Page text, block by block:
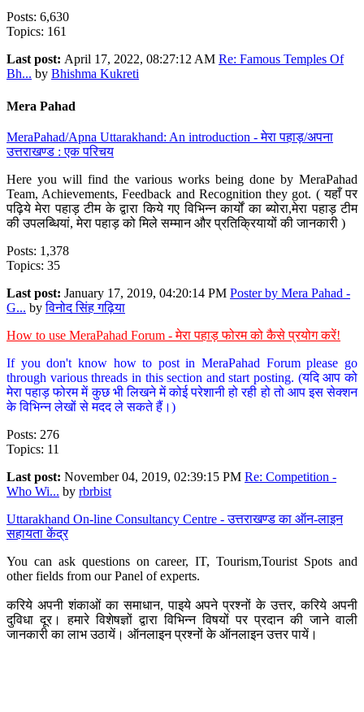
Posts: 6,630
Topics: 161
Last post: April 17, 2022, 08:27:12 AM Re: Famous Temples Of
Bh... by Bhishma Kukreti
Mera Pahad
MeraPahad/Apna Uttarakhand: An introduction - मेरा पहाड़/अपना
उत्तराखण्ड : एक परिचय
Here you will find the various works being done by MeraPahad
Team, Achievements, Feedback and Recognition they got. ( यहाँ पर
पढ़िये मेरा पहाड़ टीम के द्वारा किये गए विभिन्न कार्यों का ब्योरा,मेरा पहाड़ टीम
की उपलब्धियां, मेरा पहाड़ को मिले सम्मान और प्रतिक्रियायों की जानकारी )
Posts: 1,378
Topics: 35
Last post: January 17, 2019, 04:20:14 PM Poster by Mera Pahad -
G... byविनोद सिंह गढ़िया
How to use MeraPahad Forum - मेरा पहाड़ फोरम को कैसे प्रयोग करें!
If you don't know how to post in MeraPahad Forum please go
through various threads in this section and start posting. (यदि आप को
मेरा पहाड़ फोरम में कुछ भी लिखने में कोई परेशानी हो रही हो तो आप इस सेक्शन
के विभिन्न लेखों से मदद ले सकते हैं।)
Posts: 276
Topics: 11
Last post: November 04, 2019, 02:39:15 PM Re: Competition -
Who Wi... by rbrbist
Uttarakhand On-line Consultancy Centre - उत्तराखण्ड का ऑन-लाइन
सहायता केंद्र
You can ask questions on career, IT, Tourism,Tourist Spots and
other fields from our Panel of experts.
करिये अपनी शंकाओं का समाधान, पाइये अपने प्रश्नों के उत्तर, करिये अपनी
दुविधा दूर। हमारे विशेषज्ञों द्वारा विभिन्न विषयों पर प्रदान की जाने वाली
जानकारी का लाभ उठायें। ऑनलाइन प्रश्नों के ऑनलाइन उत्तर पायें।